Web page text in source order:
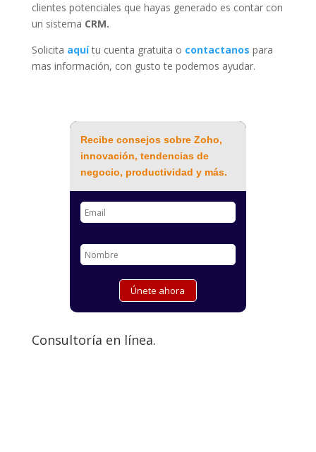
clientes potenciales que hayas generado es contar con
un sistema CRM.
Solicita aquítu cuenta gratuita o contactanos para
mas información, con gusto te podemos ayudar.
Recibe consejos sobre Zoho,
innovación, tendencias de
negocio, productividad y más.
Consultoría en línea.